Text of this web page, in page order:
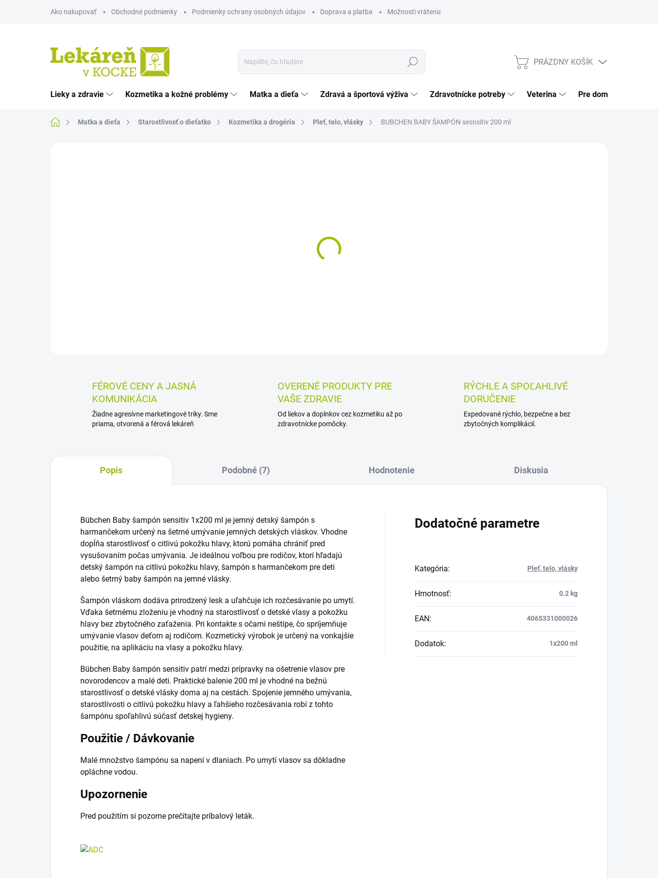
Ako nakupovať Obchodné podmienky Podmienky ochrany osobných údajov Doprava a platba Možnosti vrátenia tovaru
Hľadať
NÁKUPNÝ
PRÁZDNY KOŠÍK
Lieky a zdravie Kozmetika a kožné problémy Matka a dieťa Zdravá a športová výživa Zdravotnícke potreby Veterina Pre domácnosť
DomovMatka a dieťa Starostlivosť o dieťatko Kozmetika a drogéria Pleť, telo, vlásky BUBCHEN BABY ŠAMPÓN sesnsitiv 200 ml
FÉROVÉ CENY A JASNÁ
KOMUNIKÁCIA
Žiadne agresívne marketingové triky. Sme
priama, otvorená a férová lekáreň
OVERENÉ PRODUKTY PRE
VAŠE ZDRAVIE
Od liekov a doplnkov cez kozmetiku až po
zdravotnícke pomôcky.
RÝCHLE A SPOĽAHLIVÉ
DORUČENIE
Expedované rýchlo, bezpečne a bez
zbytočných komplikácií.
Popis Podobné (7) Hodnotenie Diskusia
Bübchen Baby šampón sensitiv 1x200 ml je jemný detský šampón s
harmančekom určený na šetrné umývanie jemných detských vláskov. Vhodne
dopĺňa starostlivosť o citlivú pokožku hlavy, ktorú pomáha chrániť pred
vysušovaním počas umývania. Je ideálnou voľbou pre rodičov, ktorí hľadajú
detský šampón na citlivú pokožku hlavy, šampón s harmančekom pre deti
alebo šetrný baby šampón na jemné vlásky.
Šampón vláskom dodáva prirodzený lesk a uľahčuje ich rozčesávanie po umytí.
Vďaka šetrnému zloženiu je vhodný na starostlivosť o detské vlasy a pokožku
hlavy bez zbytočného zaťaženia. Pri kontakte s očami neštípe, čo spríjemňuje
umývanie vlasov deťom aj rodičom. Kozmetický výrobok je určený na vonkajšie
použitie, na aplikáciu na vlasy a pokožku hlavy.
Bübchen Baby šampón sensitiv patrí medzi prípravky na ošetrenie vlasov pre
novorodencov a malé deti. Praktické balenie 200 ml je vhodné na bežnú
starostlivosť o detské vlásky doma aj na cestách. Spojenie jemného umývania,
starostlivosti o citlivú pokožku hlavy a ľahšieho rozčesávania robí z tohto
šampónu spoľahlivú súčasť detskej hygieny.
Použitie / Dávkovanie
Malé množstvo šampónu sa napení v dlaniach. Po umytí vlasov sa dôkladne
opláchne vodou.
Upozornenie
Pred použitím si pozorne prečítajte príbalový leták.
Dodatočné parametre
Kategória: Pleť, telo, vlásky
Hmotnosť: 0.2 kg
EAN: 4065331000026
Dodatok: 1x200 ml